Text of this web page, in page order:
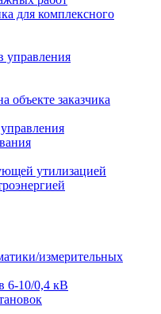
для комплексного
управления
объекте заказчика
утилизацией
измерительных
6-10/0,4 кВ